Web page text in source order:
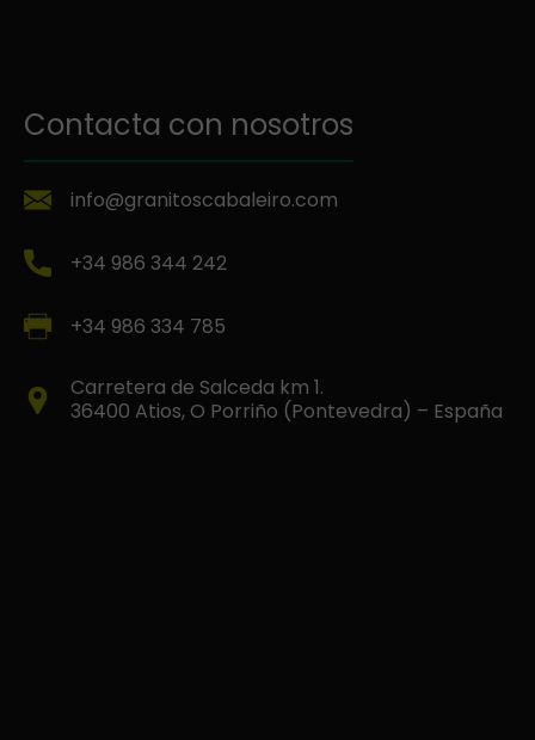
Contacta con nosotros
info@granitoscabaleiro.com
+34 986 344 242
+34 986 334 785
Carretera de Salceda km 1.
36400 Atios, O Porriño (Pontevedra) – España